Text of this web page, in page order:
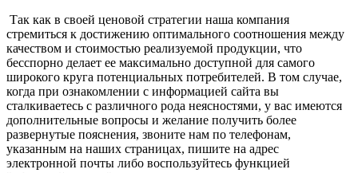
Так как в своей ценовой стратегии наша компания
стремиться к достижению оптимального соотношения между
качеством и стоимостью реализуемой продукции, что
бесспорно делает ее максимально доступной для самого
широкого круга потенциальных потребителей. В том случае,
когда при ознакомлении с информацией сайта вы
сталкиваетесь с различного рода неясностями, у вас имеются
дополнительные вопросы и желание получить более
развернутые пояснения, звоните нам по телефонам,
указанным на наших страницах, пишите на адрес
электронной почты либо воспользуйтесь функцией